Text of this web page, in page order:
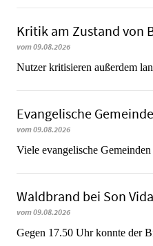
Kritik am Zustand von
vom 09.08.2026
Nutzer kritisieren außerdem
Evangelische
vom 09.08.2026
Viele evangelische
Waldbrand bei Son
vom 09.08.2026
Gegen 17.50 Uhr konnte der